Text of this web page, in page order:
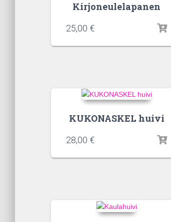
Kirjoneulelapanen
25,00 €
KUKONASKEL huivi
28,00 €